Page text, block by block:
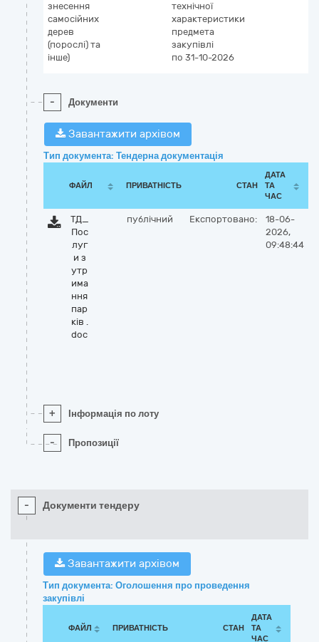
знесення
самосійних
дерев
(порослі) та
інше)
технічної
характеристики
предмета
закупівлі
по 31-10-2026
- Документи
Завантажити архівом
Тип документа: Тендерна документація
ФАЙЛ ПРИВАТНІСТЬ СТАН
ДАТА
ТА
ЧАС
ТД_
Пос
луг
и з
утр
има
ння
пар
ків .
doc
публічний Експортовано:
18-06-
2026,
09:48:44
+ Інформація по лоту
- Пропозиції
- Документи тендеру
Завантажити архівом
Тип документа: Оголошення про проведення
закупівлі
ФАЙЛ ПРИВАТНІСТЬ СТАН
ДАТА
ТА
ЧАС